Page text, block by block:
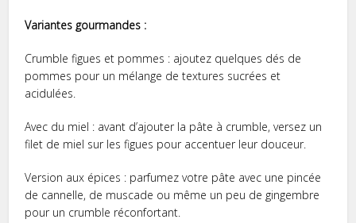
Variantes gourmandes :
Crumble figues et pommes : ajoutez quelques dés de
pommes pour un mélange de textures sucrées et
acidulées.
Avec du miel : avant d’ajouter la pâte à crumble, versez un
filet de miel sur les figues pour accentuer leur douceur.
Version aux épices : parfumez votre pâte avec une pincée
de cannelle, de muscade ou même un peu de gingembre
pour un crumble réconfortant.